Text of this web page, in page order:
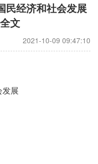
民经济和社会发展
文
2021-10-09 09:47:10
展